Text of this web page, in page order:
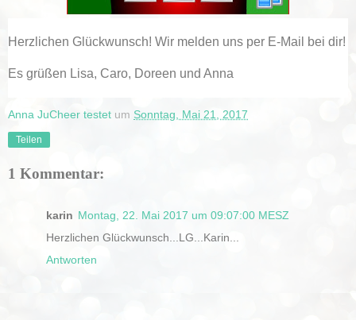
Herzlichen Glückwunsch! Wir melden uns per E-Mail bei dir!
Es grüßen Lisa, Caro, Doreen und Anna
Anna JuCheer testet um Sonntag, Mai 21, 2017
Teilen
1 Kommentar:
karin Montag, 22. Mai 2017 um 09:07:00 MESZ
Herzlichen Glückwunsch...LG...Karin...
Antworten